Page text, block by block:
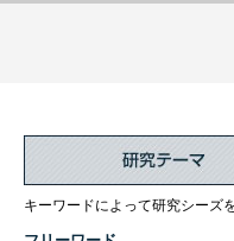
キーワードによって研究シーズ